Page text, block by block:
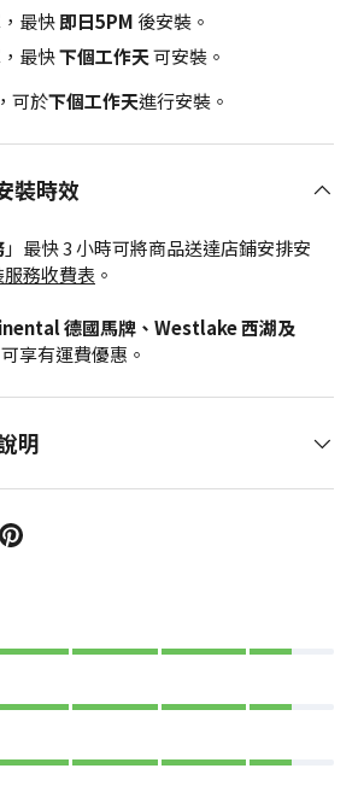
最快即日5PM 後安裝。
最快下個工作天可安裝。
可於下個工作天進行安裝。
裝時效
」最快 3 小時可將商品送達店鋪安排安
務收費表 。
德國馬牌、Westlake 西湖及
可享有運費優惠。
明